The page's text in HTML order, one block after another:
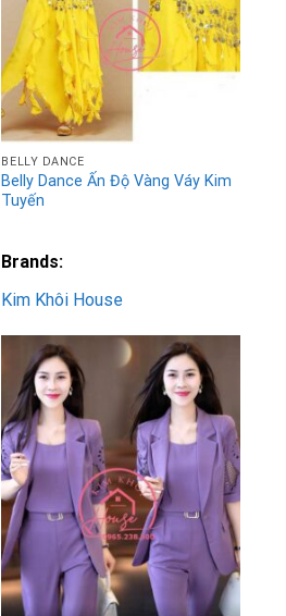
BELLY DANCE
Belly Dance Ấn Độ Vàng Váy Kim
Tuyến
Brands:
Kim Khôi House
Add to
Wishlist